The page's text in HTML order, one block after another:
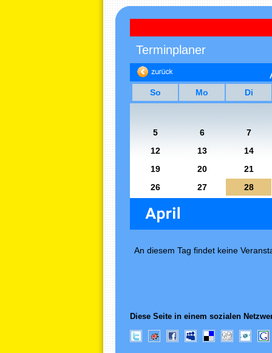
Terminplaner
So Mo Di
5 6
7
12
13
14
19
20
21
26
27 28
An diesem Tag findet keine
Diese Seite in einem sozialen